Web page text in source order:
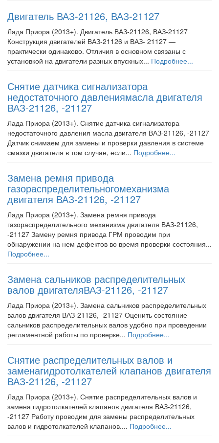
Двигатель ВАЗ-21126, ВАЗ-21127
Лада Приора (2013+). Двигатель ВАЗ-21126, ВАЗ-21127
Конструкция двигателей ВАЗ-21126 и ВАЗ- 21127 —
практически одинаково. Отличия в основном связаны с
установкой на двигатели разных впускных... Подробнее...
Снятие датчика сигнализатора
недостаточного давлениямасла двигателя
ВАЗ-21126, -21127
Лада Приора (2013+). Снятие датчика сигнализатора
недостаточного давления масла двигателя ВАЗ-21126, -21127
Датчик снимаем для замены и проверки давления в системе
смазки двигателя в том случае, если... Подробнее...
Замена ремня привода
газораспределительногомеханизма
двигателя ВАЗ-21126, -21127
Лада Приора (2013+). Замена ремня привода
газораспределительного механизма двигателя ВАЗ-21126,
-21127 Замену ремня привода ГРМ проводим при
обнаружении на нем дефектов во время проверки состояния...
Подробнее...
Замена сальников распределительных
валов двигателяВАЗ-21126, -21127
Лада Приора (2013+). Замена сальников распределительных
валов двигателя ВАЗ-21126, -21127 Оценить состояние
сальников распределительных валов удобно при проведении
регламентной работы по проверке... Подробнее...
Снятие распределительных валов и
заменагидротолкателей клапанов двигателя
ВАЗ-21126, -21127
Лада Приора (2013+). Снятие распределительных валов и
замена гидротолкателей клапанов двигателя ВАЗ-21126,
-21127 Работу проводим для замены распределительных
валов и гидротолкателей клапанов.... Подробнее...